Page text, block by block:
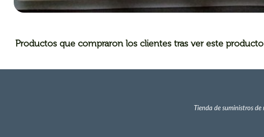
Productos que compraron los clientes tras ver este producto
Tienda de suministros